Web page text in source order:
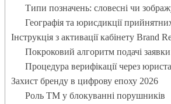
Типи позначень: словесні чи
Географія та юрисдикції
Інструкція з активації кабінету Brand
Покроковий алгоритм подачі
Процедура верифікації через
Захист бренду в цифрову епоху 2026
Роль ТМ у блокуванні порушників